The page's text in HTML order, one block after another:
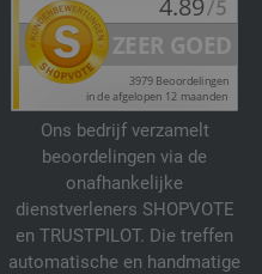
Ons bedrijf verzamelt
beoordelingen via de
onafhankelijke
dienstverleners SHOPVOTE
en TRUSTPILOT. Die treffen
automatische en handmatige